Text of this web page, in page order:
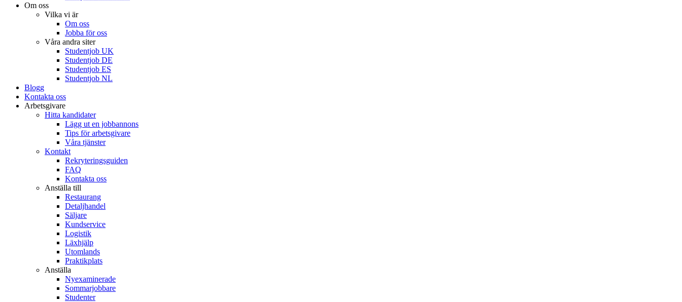
Om oss
Vilka vi är
Om oss
Jobba för oss
Våra andra siter
Studentjob UK
Studentjob DE
Studentjob ES
Studentjob NL
Blogg
Kontakta oss
Arbetsgivare
Hitta kandidater
Lägg ut en jobbannons
Tips för arbetsgivare
Våra tjänster
Kontakt
Rekryteringsguiden
FAQ
Kontakta oss
Anställa till
Restaurang
Detaljhandel
Säljare
Kundservice
Logistik
Läxhjälp
Utomlands
Praktikplats
Anställa
Nyexaminerade
Sommarjobbare
Studenter